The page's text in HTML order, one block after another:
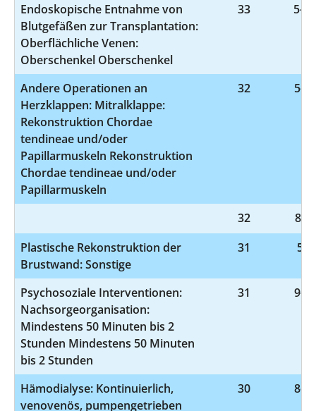
Endoskopische Entnahme von
Blutgefäßen zur Transplantation:
Oberflächliche Venen:
Oberschenkel Oberschenkel
33 5-
Andere Operationen an
Herzklappen: Mitralklappe:
Rekonstruktion Chordae
tendineae und/oder
Papillarmuskeln Rekonstruktion
Chordae tendineae und/oder
Papillarmuskeln
32 5-
32
8-
Plastische Rekonstruktion der
Brustwand: Sonstige
31 5-
Psychosoziale Interventionen:
Nachsorgeorganisation:
Mindestens 50 Minuten bis 2
Stunden Mindestens 50 Minuten
bis 2 Stunden
31 9-
Hämodialyse: Kontinuierlich,
venovenös, pumpengetrieben
30 8-